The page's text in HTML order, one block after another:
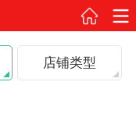
店铺类型